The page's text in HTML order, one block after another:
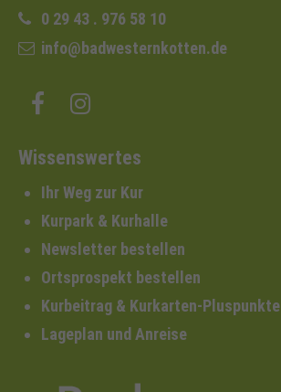
0 29 43 . 976 58 10
info@badwesternkotten.de
Wissenswertes
Ihr Weg zur Kur
Kurpark & Kurhalle
Newsletter bestellen
Ortsprospekt bestellen
Kurbeitrag & Kurkarten-Pluspunkte
Lageplan und Anreise